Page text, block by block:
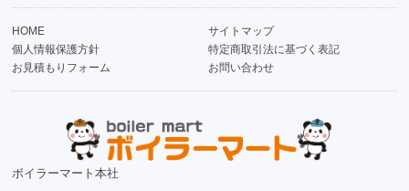
HOME
サイトマップ
個人情報保護方針
特定商取引法に基づく表記
お見積もりフォーム
お問い合わせ
ボイラーマート本社